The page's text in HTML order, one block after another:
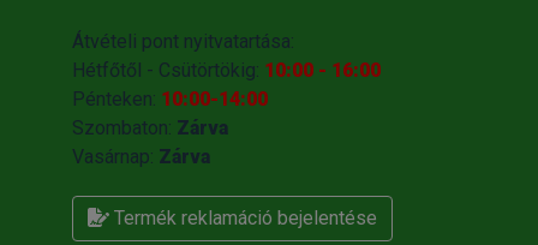
Átvételi pont nyitvatartása:
Hétfőtől - Csütörtökig: 10:00 - 16:00
Pénteken: 10:00-14:00
Szombaton: Zárva
Vasárnap: Zárva
Termék reklamáció bejelentése